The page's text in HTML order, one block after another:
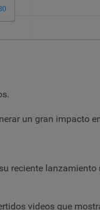
un gran impacto
reciente
videos que